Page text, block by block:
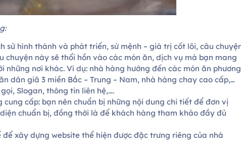
sử hình thành và phát triển, sứ mệnh – giá trị cốt lõi, câu
chuyện này sẽ thổi hồn vào các món ăn, dịch vụ mà bạn mang
những nơi khác. Ví dụ: nhà hàng hướng đến các món ăn phương
dân giã 3 miền Bắc – Trung – Nam, nhà hàng chay cao cấp,…
Slogan, thông tin liên hệ,….
cấp: bạn nên chuẩn bị những nội dung chi tiết để đơn vị
chuẩn bị, đồng thời là để khách hàng tham khảo đầy đủ
xây dựng website thể hiện được đặc trưng riêng của nhà